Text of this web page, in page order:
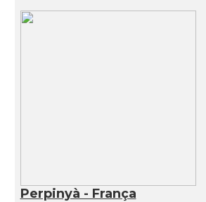
Perpinyà - França